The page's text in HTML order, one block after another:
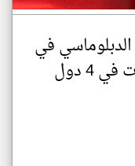
في
إفريقيا بافتتاح ممثليات في 4 دول